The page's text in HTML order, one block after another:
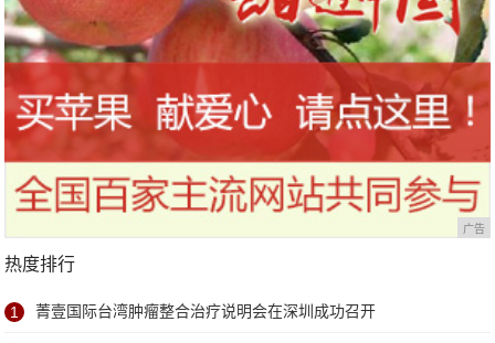
广告
热度排行
1 菁壹国际台湾肿瘤整合治疗说明会在深圳成功召开